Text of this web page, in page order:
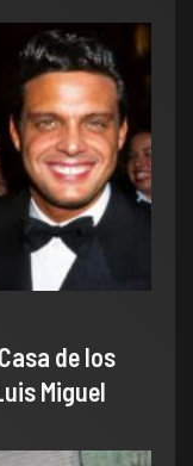
de los
Miguel